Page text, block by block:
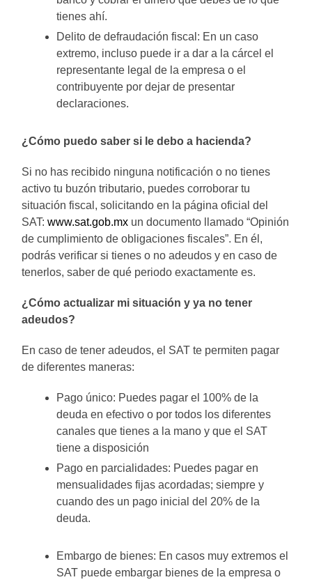
tienes ahí.
Delito de defraudación fiscal: En un caso
extremo, incluso puede ir a dar a la cárcel el
representante legal de la empresa o el
contribuyente por dejar de presentar
declaraciones.
¿Cómo puedo saber si le debo a hacienda?
Si no has recibido ninguna notificación o no tienes
activo tu buzón tributario, puedes corroborar tu
situación fiscal, solicitando en la página oficial del
SAT:www.sat.gob.mx un documento llamado “Opinión
de cumplimiento de obligaciones fiscales”. En él,
podrás verificar si tienes o no adeudos y en caso de
tenerlos, saber de qué periodo exactamente es.
¿Cómo actualizar mi situación y ya no tener
adeudos?
En caso de tener adeudos, el SAT te permiten pagar
de diferentes maneras:
Pago único: Puedes pagar el 100% de la
deuda en efectivo o por todos los diferentes
canales que tienes a la mano y que el SAT
tiene a disposición
Pago en parcialidades: Puedes pagar en
mensualidades fijas acordadas; siempre y
cuando des un pago inicial del 20% de la
deuda.
Embargo de bienes: En casos muy extremos el
SAT puede embargar bienes de la empresa o